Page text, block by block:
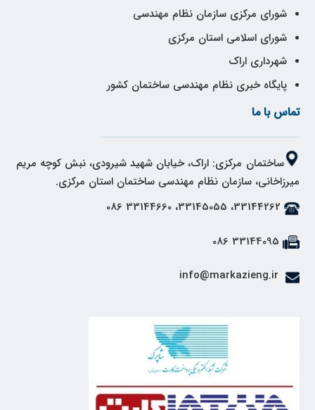
شورای مرکزی سازمان نظام مهندسی
شورای اسلامی استان مرکزی
شهرداری اراک
پایگاه خبری نظام مهندسی ساختمان کشور
تماس با ما
ساختمان مرکزی: اراک، خیابان شهید شیرودی، نبش کوچه مریم
میرزاخانی، سازمان نظام مهندسی ساختمان استان مرکزی.
33144262، 33145055، 33144660 086
33144095 086